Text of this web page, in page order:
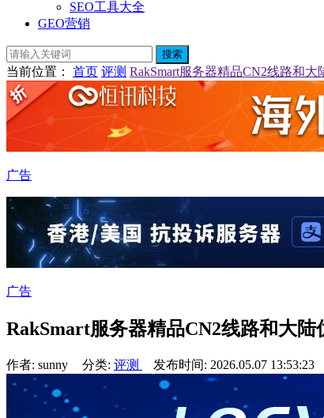
SEO工具大全
GEO营销
搜索
当前位置 ： 首页 评测 RakSmart服务器精品CN2线路和大
广告
广告
RakSmart服务器精品CN2线路和大陆
作者: sunny 分类: 评测 发布时间: 2026.05.07 13:53:23